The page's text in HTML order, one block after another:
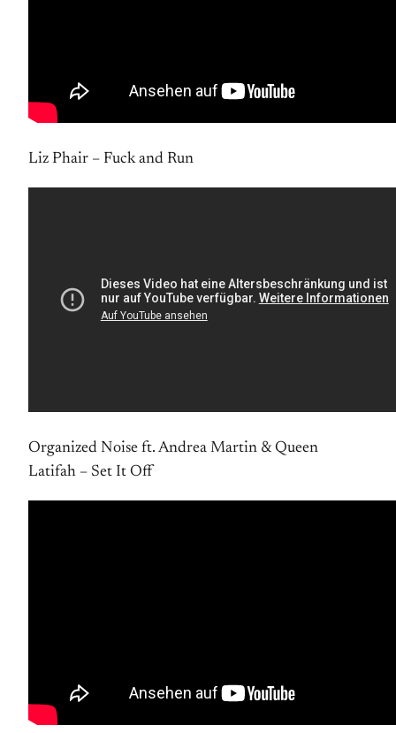
Liz Phair – Fuck and Run
Organized Noise ft. Andrea Martin & Queen
Latifah – Set It Off